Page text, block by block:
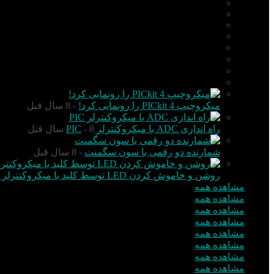
میکروچیپ PICkit 4 را رونمایی کرد! - 8 سال قبل
راه اندازی ADC با میکروکنترلر PIC - 8 سال قبل
شمارنده دو رقمی با سون سگمنت - 8 سال قبل
روشن و خاموش کردن LED توسط کلید با میکروکنترلر PIC
مشاهده همه
مشاهده همه
مشاهده همه
مشاهده همه
مشاهده همه
مشاهده همه
مشاهده همه
مشاهده همه